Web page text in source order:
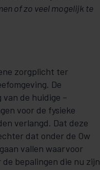
of zo veel mogelijk te
zorgplicht ter
De
de huidige –
voor de fysieke
verlangd. Dat deze
dat onder de Ow
vallen waarvoor
bepalingen die nu zijn